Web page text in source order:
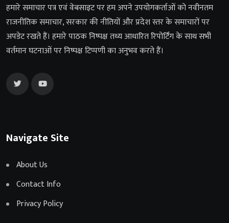
हमारे समाचार पत्र एवं वेबसाइट पर हम अपने उपयोगकर्ताओं को नवीनतम
राजनीतिक समाचार, सरकार की नीतियों और प्रदेश स्तर के समाचारों पर
अपडेट रखते हैं। हमारे पाठक निष्पक्ष तथ्य आधारित रिपोर्टिंग के साथ सभी
वर्तमान घटनाओं पर निष्पक्ष टिप्पणी का अनुभव करते हैं।
Navigate Site
About Us
Contact Info
Privacy Policy